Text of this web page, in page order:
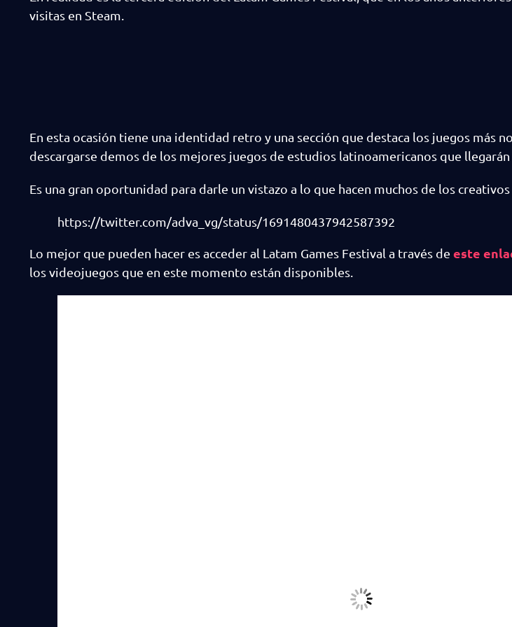
visitas en Steam.
En esta ocasión tiene una identidad retro y una sección que destaca los juegos más
descargarse demos de los mejores juegos de estudios latinoamericanos que
Es una gran oportunidad para darle un vistazo a lo que hacen muchos de los
https://twitter.com/adva_vg/status/1691480437942587392
Lo mejor que pueden hacer es acceder al Latam Games Festival a través de este
los videojuegos que en este momento están disponibles.